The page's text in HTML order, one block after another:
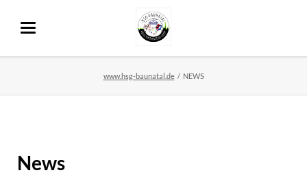
www.hsg-baunatal.de NEWS
News